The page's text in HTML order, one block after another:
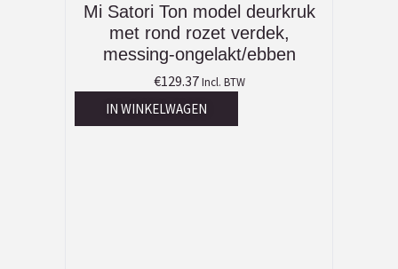
Mi Satori Ton model deurkruk
met rond rozet verdek,
messing-ongelakt/ebben
€129.37 Incl. BTW
IN WINKELWAGEN